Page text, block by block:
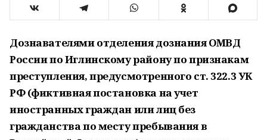
Дознавателями отделения дознания ОМВД
России по Иглинскому району по признакам
преступления, предусмотренного ст. 322.3 УК
РФ (фиктивная постановка на учет
иностранных граждан или лиц без
гражданства по месту пребывания в